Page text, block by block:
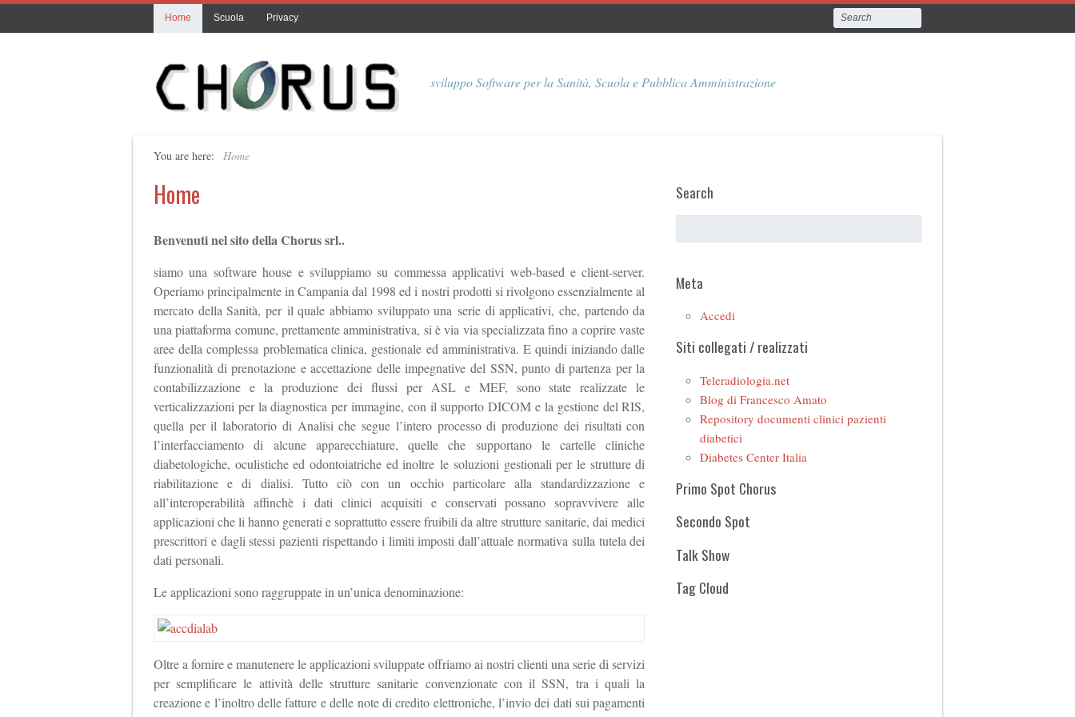
Home Scuola Privacy
sviluppo Software per la Sanità, Scuola e Pubblica Amministrazione
You are here: Home
Home
Benvenuti nel sito della Chorus srl..
siamo una software house e sviluppiamo su commessa applicativi web-based e client-server.
Operiamo principalmente in Campania dal 1998 ed i nostri prodotti si rivolgono essenzialmente al
mercato della Sanità, per il quale abbiamo sviluppato una serie di applicativi, che, partendo da
una piattaforma comune, prettamente amministrativa, si è via via specializzata fino a coprire vaste
aree della complessa problematica clinica, gestionale ed amministrativa. E quindi iniziando dalle
funzionalità di prenotazione e accettazione delle impegnative del SSN, punto di partenza per la
contabilizzazione e la produzione dei flussi per ASL e MEF, sono state realizzate le
verticalizzazioni per la diagnostica per immagine, con il supporto DICOM e la gestione del RIS,
quella per il laboratorio di Analisi che segue l’intero processo di produzione dei risultati con
l’interfacciamento di alcune apparecchiature, quelle che supportano le cartelle cliniche
diabetologiche, oculistiche ed odontoiatriche ed inoltre le soluzioni gestionali per le strutture di
riabilitazione e di dialisi. Tutto ciò con un occhio particolare alla standardizzazione e
all’interoperabilità affinchè i dati clinici acquisiti e conservati possano sopravvivere alle
applicazioni che li hanno generati e soprattutto essere fruibili da altre strutture sanitarie, dai medici
prescrittori e dagli stessi pazienti rispettando i limiti imposti dall’attuale normativa sulla tutela dei
dati personali.
Le applicazioni sono raggruppate in un’unica denominazione:
Oltre a fornire e manutenere le applicazioni sviluppate offriamo ai nostri clienti una serie di servizi
per semplificare le attività delle strutture sanitarie convenzionate con il SSN, tra i quali la
creazione e l’inoltro delle fatture e delle note di credito elettroniche, l’invio dei dati sui pagamenti
Search
Meta
Accedi
Siti collegati / realizzati
Teleradiologia.net
Blog di Francesco Amato
Repository documenti clinici pazienti
diabetici
Diabetes Center Italia
Primo Spot Chorus
Secondo Spot
Talk Show
Tag Cloud